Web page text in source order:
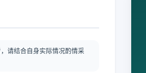
请结合自身实际情况酌情采